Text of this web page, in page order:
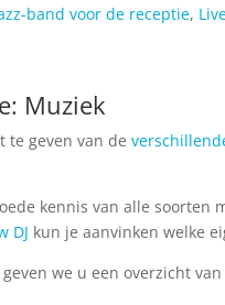
band voor de receptie,
Muziek
te geven van de
kennis van alle soorten
DJ kun je aanvinken welke
geven we u een overzicht